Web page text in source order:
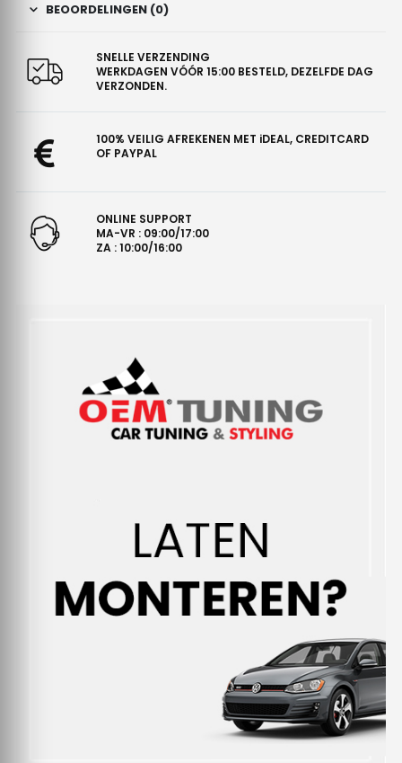
BEOORDELINGEN (0)
SNELLE VERZENDING
WERKDAGEN VÓÓR 15:00 BESTELD, DEZELFDE DAG
VERZONDEN.
100% VEILIG AFREKENEN MET iDEAL, CREDITCARD
OF PAYPAL
ONLINE SUPPORT
MA-VR : 09:00/17:00
ZA : 10:00/16:00